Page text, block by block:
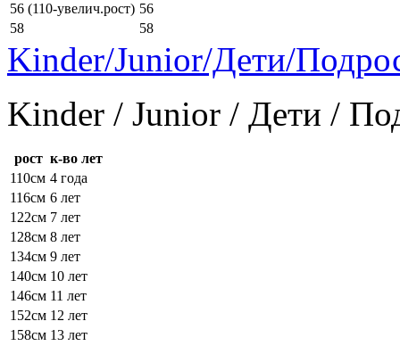
56 (110-увелич.рост) 56
58
58
Kinder/Junior/Дети/
Kinder / Junior / Дети /
рост к-во лет
110см 4 года
116см 6 лет
122см 7 лет
128см 8 лет
134см 9 лет
140см 10 лет
146см 11 лет
152см 12 лет
158см 13 лет